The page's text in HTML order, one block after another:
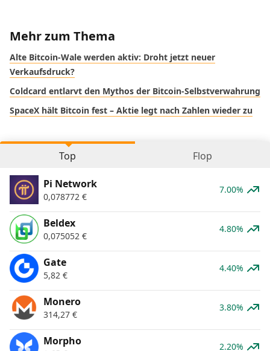
Mehr zum Thema
Alte Bitcoin-Wale werden aktiv: Droht jetzt neuer
Verkaufsdruck?
Coldcard entlarvt den Mythos der Bitcoin-Selbstverwahrung
SpaceX hält Bitcoin fest – Aktie legt nach Zahlen wieder zu
Top Flop
Pi Network
0,078772 €
7.00%
Beldex
0,075052 €
4.80%
Gate
5,82 €
4.40%
Monero
314,27 €
3.80%
Morpho 2.20%